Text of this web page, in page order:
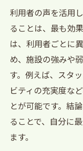
安心要素
利用者の
ス比較法
利用者様の声
西宮市デ
の理由
デイサ
利用者の声を活用
ることは、最も効
は、利用者ごとに
め、施設の強みや
す。例えば、スタ
ビティの充実度な
とが可能です。結
ることで、自分に
ます。